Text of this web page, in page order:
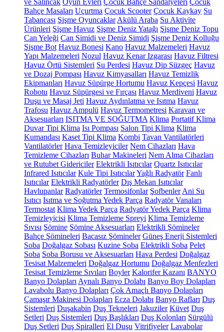
ve Salıncak Oyun Evleri Çocuk Bahçe Sandalyeleri Çocuk
Bahçe Masaları Uçurtma Çocuk Scooter Çocuk Kaykay Su
Tabancası Şişme Oyuncaklar Akülü Araba Su Aktivite
Ürünleri Şişme Havuz Şişme Deniz Yatağı Şişme Deniz Topu
Can Yeleği Can Simidi ve Deniz Simidi Şişme Deniz Kolluğu
Şişme Bot Havuz Bonesi Kano Havuz Malzemeleri Havuz
Yapı Malzemeleri Nozul Havuz Kenar Izgarası Havuz Filtresi
Havuz Örtü Sistemleri Su Perdesi Havuz Dip Süzgeç Havuz
ve Dozaj Pompası Havuz Kimyasalları Havuz Temizlik
Ekipmanları Havuz Süpürge Hortumu Havuz Kepçesi Havuz
Robotu Havuz Süpürgesi ve Fırçası Havuz Merdiveni Havuz
Duşu ve Masaj Jeti Havuz Aydınlatma ve Isıtma Havuz
Trafosu Havuz Ampulü Havuz Termometresi Karavan ve
Aksesuarları ISITMA VE SOĞUTMA Klima Portatif Klima
Duvar Tipi Klima Isı Pompası Salon Tipi Klima Klima
Kumandası Kaset Tipi Klima Kombi Tavan Vantilatörleri
Vantilatörler Hava Temizleyiciler Nem Cihazları Hava
Temizleme Cihazları Buhar Makineleri Nem Alma Cihazları
ve Rutubet Gidericiler Elektrikli Isıtıcılar Quartz Isıtıcılar
Infrared Isıtıcılar Kule Tipi IsıtıcılarYağlı Radyatör Fanlı
Isıtıcılar Elektrikli Radyatörler Dış Mekan Isıtıcılar
Havlupanlar Radyatörler Termosifonlar Şofbenler Ani Su
Isıtıcı Isıtma ve Soğutma Yedek Parça Radyatör Vanaları
Termostat Klima Yedek Parça Radyatör Yedek Parça Klima
Temizleyicisi Klima Temizleme Spreyi Klima Temizleme
Sıvısı Şömine Şömine Aksesuarları Elektrikli Şömineler
Bahçe Şömineleri Bacasız Şömineler Güneş Enerji Sistemleri
Soba Doğalgaz Sobası Kuzine Soba Elektrikli Soba Pelet
Soba Soba Borusu ve Aksesuarları Hava Perdesi Doğalgaz
Tesisat Malzemeleri Doğalgaz Hortumu Doğalgaz Menfezleri
Tesisat Temizleme Sıvıları Boyler Kalorifer Kazanı BANYO
Banyo Dolapları Aynalı Banyo Dolabı Banyo Boy Dolapları
Lavabolu Banyo Dolapları Çok Amaçlı Banyo Dolapları
Çamaşır Makinesi Dolapları Ecza Dolabı Banyo Rafları Duş
Sistemleri Duşakabin Duş Tekneleri Jakuziler Küvet Duş
Setleri Duş Sistemleri Duş Başlıkları Duş Kolonları Sürgülü
Duş Setleri Duş Spiralleri El Duşu Vitrifiyeler Lavabolar